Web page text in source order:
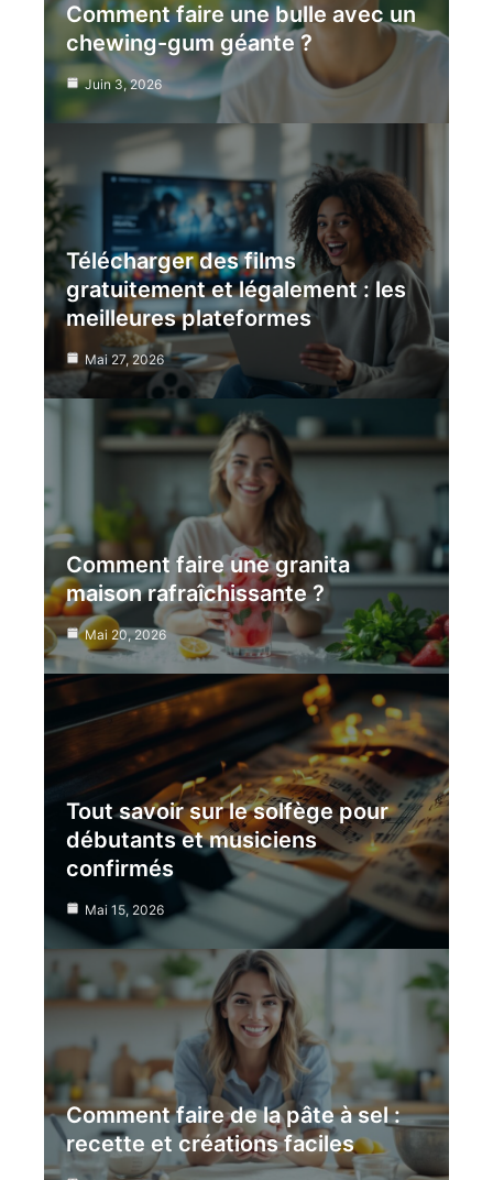
Comment faire une bulle avec un
chewing-gum géante ?
Juin 3, 2026
Télécharger des films
gratuitement et légalement : les
meilleures plateformes
Mai 27, 2026
Comment faire une granita
maison rafraîchissante ?
Mai 20, 2026
Tout savoir sur le solfège pour
débutants et musiciens
confirmés
Mai 15, 2026
Comment faire de la pâte à sel :
recette et créations faciles